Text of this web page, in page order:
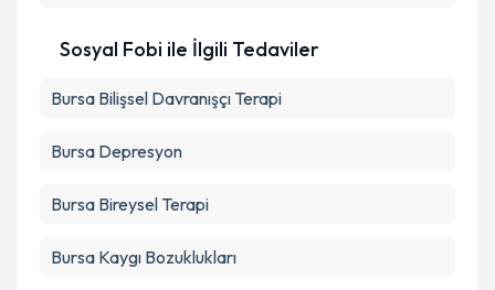
Sosyal Fobi ile İlgili Tedaviler
Bursa Bilişsel Davranışçı Terapi
Bursa Depresyon
Bursa Bireysel Terapi
Bursa Kaygı Bozuklukları